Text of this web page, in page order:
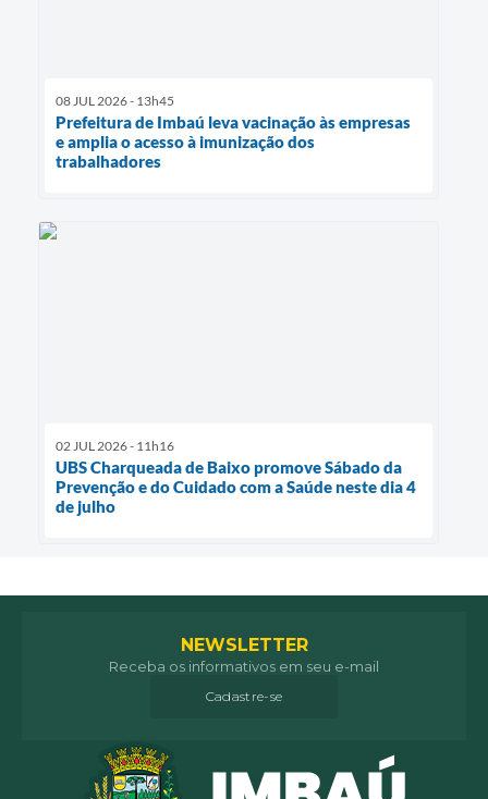
08 JUL 2026 - 13h45
Prefeitura de Imbaú leva vacinação às empresas
e amplia o acesso à imunização dos
trabalhadores
02 JUL 2026 - 11h16
UBS Charqueada de Baixo promove Sábado da
Prevenção e do Cuidado com a Saúde neste dia 4
de julho
NEWSLETTER
Receba os informativos em seu e-mail
Cadastre-se